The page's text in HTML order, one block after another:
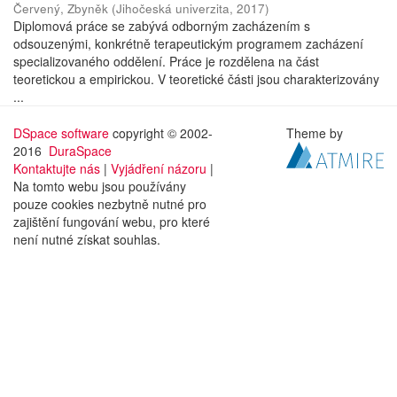
Červený, Zbyněk (Jihočeská univerzita, 2017)
Diplomová práce se zabývá odborným zacházením s
odsouzenými, konkrétně terapeutickým programem zacházení
specializovaného oddělení. Práce je rozdělena na část
teoretickou a empirickou. V teoretické části jsou charakterizovány
...
DSpace software copyright © 2002-
2016 DuraSpace
Kontaktujte nás | Vyjádření názoru |
Na tomto webu jsou používány
pouze cookies nezbytně nutné pro
zajištění fungování webu, pro které
není nutné získat souhlas.
Theme by